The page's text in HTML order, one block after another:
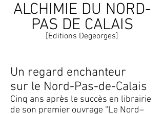
ALCHIMIE DU NORD-
PAS DE CALAIS
[Editions Degeorges]
Un regard enchanteur
sur le Nord-Pas-de-Calais
Cinq ans après le succès en librairie
de son premier ouvrage “Le Nord–